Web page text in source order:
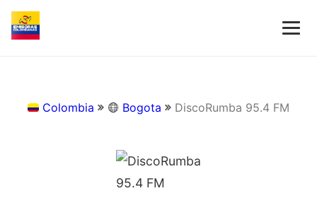
Colombia Bogota DiscoRumba 95.4 FM